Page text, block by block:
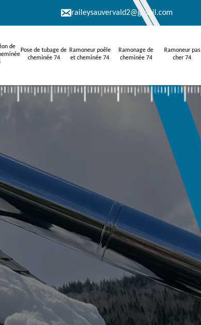
raileysauvervald2@gmail.com
de
Pose de tubage de
cheminée 74
Ramoneur poêle
et cheminée 74
Ramonage de
cheminée 74
Ramoneur pas
cher 74